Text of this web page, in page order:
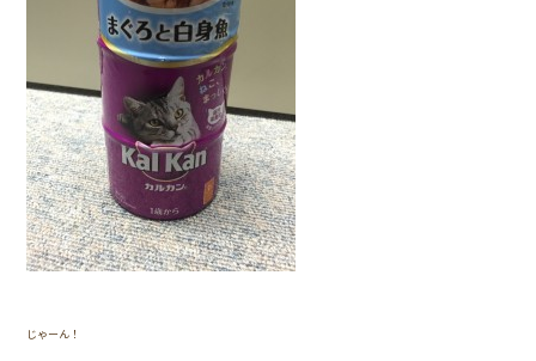
じゃーん！